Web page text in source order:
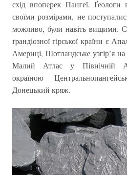
схід впоперек Пангеї.
своїми розмірами, не
можливо, були навіть вищими.
ґрандіозної гірської країни є
Америці, Шотландське узгір’я
Малий Атлас у Північній
окраїною
Донецький кряж.